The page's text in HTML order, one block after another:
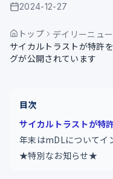
公開日
2024-12-27
トップ
デイリーニュ
サイカルトラストが特許
グが公開されています
目次
サイカルトラストが特
年末はmDLについてイ
★特別なお知らせ★